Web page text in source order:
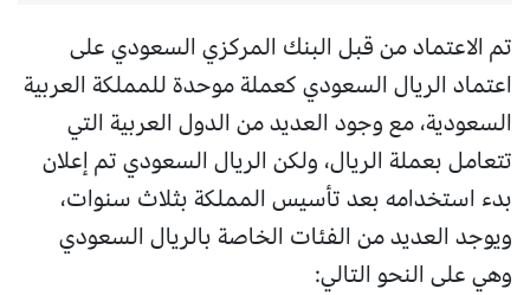
تم الاعتماد من قبل البنك المركزي السعودي على
اعتماد الريال السعودي كعملة موحدة للمملكة العربية
السعودية، مع وجود العديد من الدول العربية التي
تتعامل بعملة الريال، ولكن الريال السعودي تم إعلان
بدء استخدامه بعد تأسيس المملكة بثلاث سنوات،
ويوجد العديد من الفئات الخاصة بالريال السعودي
وهي على النحو التالي: